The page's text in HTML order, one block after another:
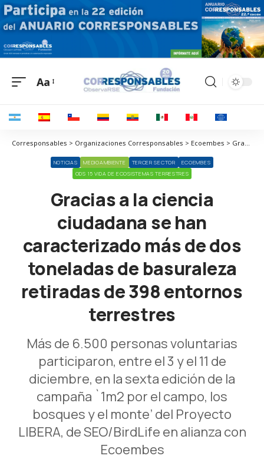
Aa
Corresponsables > Organizaciones Corresponsables > Ecoembes > Gracias a la ciencia ciudadana se han caracterizado más de dos toneladas de basuraleza retiradas de 398 entornos terrestres
NOTICIAS MEDIOAMBIENTE TERCER SECTOR
ECOEMBES
ODS 15 VIDA DE ECOSISTEMAS TERRESTRES
Gracias a la ciencia
ciudadana se han
caracterizado más de dos
toneladas de basuraleza
retiradas de 398 entornos
terrestres
Más de 6.500 personas voluntarias
participaron, entre el 3 y el 11 de
diciembre, en la sexta edición de la
campaña `1m2 por el campo, los
bosques y el monte’ del Proyecto
LIBERA, de SEO/BirdLife en alianza con
Ecoembes